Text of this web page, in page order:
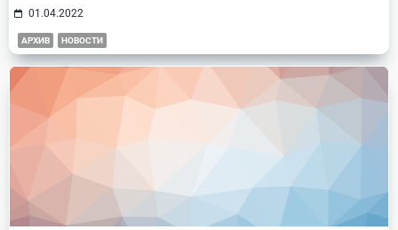
01.04.2022
АРХИВ НОВОСТИ